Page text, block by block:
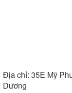
Địa chỉ: 35E Mỹ
Dương